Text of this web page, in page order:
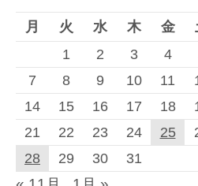
月 火 水 木 金
1
2 3 4
7
8 9 10 11
14
15 16 17 18
21
22 23 24 25
28
29 30 31